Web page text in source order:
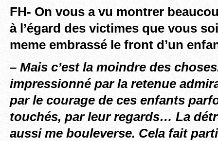
FH- On vous a vu montrer
à l’égard des victimes que vous
meme embrassé le front d’un
– Mais c’est la moindre des
impressionné par la retenue
par le courage de ces enfants
touchés, par leur regards… La
aussi me bouleverse. Cela fait